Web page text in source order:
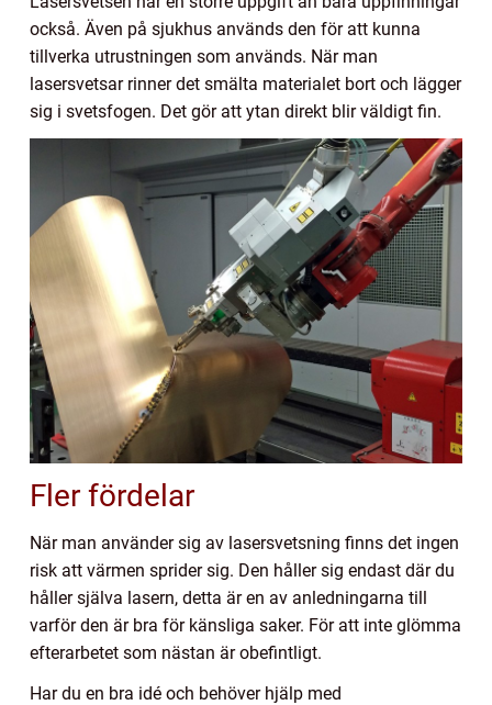
också. Även på sjukhus används den för att kunna
tillverka utrustningen som används. När man
lasersvetsar rinner det smälta materialet bort och lägger
sig i svetsfogen. Det gör att ytan direkt blir väldigt fin.
Fler fördelar
När man använder sig av lasersvetsning finns det ingen
risk att värmen sprider sig. Den håller sig endast där du
håller själva lasern, detta är en av anledningarna till
varför den är bra för känsliga saker. För att inte glömma
efterarbetet som nästan är obefintligt.
Har du en bra idé och behöver hjälp med